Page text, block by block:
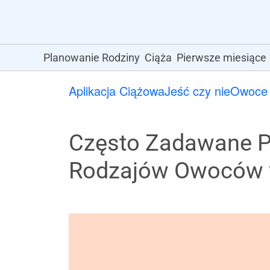
Planowanie Rodziny Ciąża Pierwsze miesiące
Aplikacja CiążowaJeść czy nieOwoce
Często Zadawane
Rodzajów